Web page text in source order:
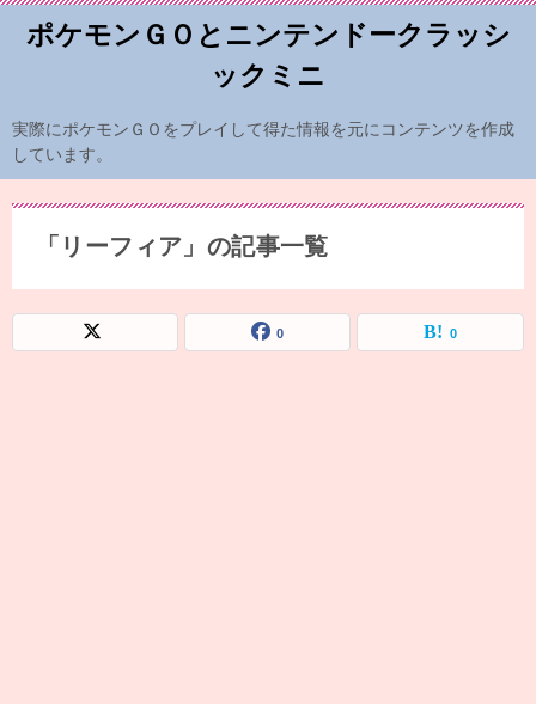
ポケモンＧＯとニンテンドークラッシ
ックミニ
実際にポケモンＧＯをプレイして得た情報を元にコンテンツを作成
しています。
「リーフィア」の記事一覧
0 0